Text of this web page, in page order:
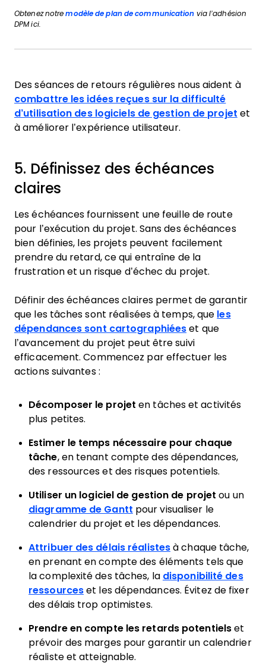
Obtenez notremodèle de plan de communication via l’adhésion
DPM ici.
Des séances de retours régulières nous aident à
combattre les idées reçues sur la difficulté
d’utilisation des logiciels de gestion de projet et
à améliorer l’expérience utilisateur.
5. Définissez des échéances
claires
Les échéances fournissent une feuille de route
pour l’exécution du projet. Sans des échéances
bien définies, les projets peuvent facilement
prendre du retard, ce qui entraîne de la
frustration et un risque d’échec du projet.
Définir des échéances claires permet de garantir
que les tâches sont réalisées à temps, que les
dépendances sont cartographiées et que
l’avancement du projet peut être suivi
efficacement. Commencez par effectuer les
actions suivantes :
Décomposer le projet en tâches et activités
plus petites.
Estimer le temps nécessaire pour chaque
tâche, en tenant compte des dépendances,
des ressources et des risques potentiels.
Utiliser un logiciel de gestion de projet ou un
diagramme de Gantt pour visualiser le
calendrier du projet et les dépendances.
Attribuer des délais réalistes à chaque tâche,
en prenant en compte des éléments tels que
la complexité des tâches, la disponibilité des
ressources et les dépendances. Évitez de fixer
des délais trop optimistes.
Prendre en compte les retards potentiels et
prévoir des marges pour garantir un calendrier
réaliste et atteignable.